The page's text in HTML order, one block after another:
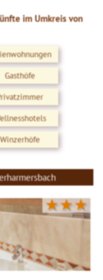
im Umkreis von
Gasthöfe
Winzerhöfe
★★★